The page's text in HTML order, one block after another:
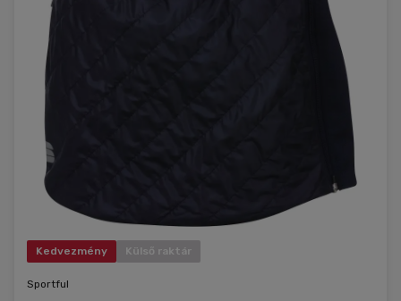
Kedvezmény Külső raktár
Sportful